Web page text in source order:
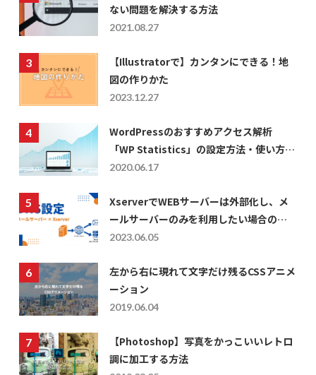
ない問題を解決する方法
2021.08.27
【Illustratorで】カンタンにできる！地
図の作りかた
2023.12.27
WordPressのおすすめアクセス解析
「WP Statistics」の設定方法・使い方に
ついて
2020.06.17
XserverでWEBサーバーは外部化し、メ
ールサーバーのみを利用したい場合の
DNS設定
2023.06.05
左から右に現れて文字だけ残るCSSアニメ
ーション
2019.06.04
【Photoshop】写真をかっこいいレトロ
調に加工する方法